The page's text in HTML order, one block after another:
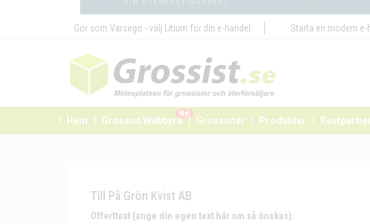
Gör som Varsego - välj Litium för din e-handel Starta en modern
Hem Grossist Webbyrå
Ny!
Grossister Produkter Restpartier
Till På Grön Kvist AB
Offerttext (ange din egen text här om så önskas):